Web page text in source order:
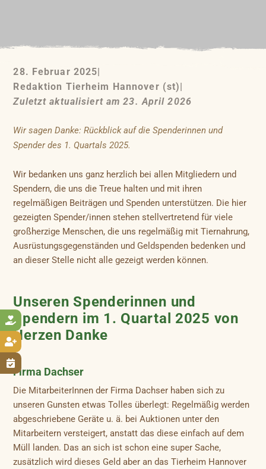



28. Februar 2025
Redaktion Tierheim Hannover (st)
Zuletzt aktualisiert am 23. April 2026
Wir sagen Danke: Rückblick auf die Spenderinnen und
Spender des 1. Quartals 2025.
Wir bedanken uns ganz herzlich bei allen Mitgliedern und
Spendern, die uns die Treue halten und mit ihren
regelmäßigen Beiträgen und Spenden unterstützen. Die hier
gezeigten Spender/innen stehen stellvertretend für viele
großherzige Menschen, die uns regelmäßig mit Tiernahrung,
Ausrüstungsgegenständen und Geldspenden bedenken und
an dieser Stelle nicht alle gezeigt werden können.
Unseren Spenderinnen und
Spendern im 1. Quartal 2025 von
Herzen Danke
Firma Dachser
Die MitarbeiterInnen der Firma Dachser haben sich zu
unseren Gunsten etwas Tolles überlegt: Regelmäßig werden
abgeschriebene Geräte u. ä. bei Auktionen unter den
Mitarbeitern versteigert, anstatt das diese einfach auf dem
Müll landen. Das an sich ist schon eine super Sache,
zusätzlich wird dieses Geld aber an das Tierheim Hannover